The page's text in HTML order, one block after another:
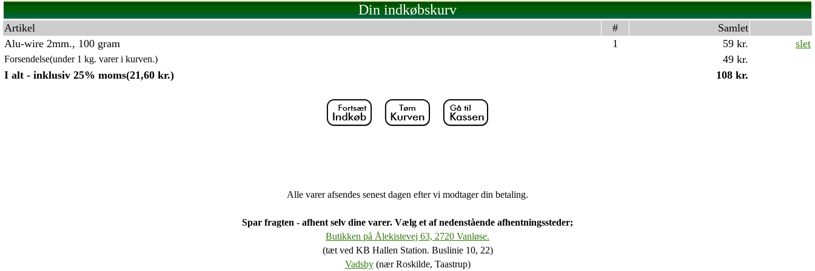
Din indkøbskurv
Artikel #
Samlet
Alu-wire 2mm., 100 gram
1 59 kr. slet
Forsendelse(under 1 kg. varer i kurven.)
49 kr.
I alt - inklusiv 25% moms(21,60 kr.)
108 kr.
Alle varer afsendes senest dagen efter vi modtager din betaling.
Spar fragten - afhent selv dine varer. Vælg et af nedenstående afhentningssteder;
Butikken på Ålekistevej 63, 2720 Vanløse.
(tæt ved KB Hallen Station. Buslinie 10, 22)
Vadsby(nær Roskilde, Taastrup)